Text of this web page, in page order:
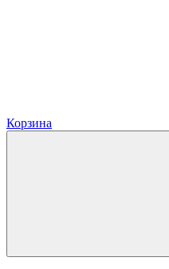
Корзина